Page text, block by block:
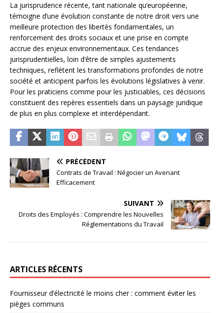
La jurisprudence récente, tant nationale qu’européenne,
témoigne d’une évolution constante de notre droit vers une
meilleure protection des libertés fondamentales, un
renforcement des droits sociaux et une prise en compte
accrue des enjeux environnementaux. Ces tendances
jurisprudentielles, loin d’être de simples ajustements
techniques, reflètent les transformations profondes de notre
société et anticipent parfois les évolutions législatives à venir.
Pour les praticiens comme pour les justiciables, ces décisions
constituent des repères essentiels dans un paysage juridique
de plus en plus complexe et interdépendant.
PRÉCÉDENT
Contrats de Travail : Négocier un Avenant
Efficacement
SUIVANT
Droits des Employés : Comprendre les Nouvelles
Réglementations du Travail
ARTICLES RÉCENTS
Fournisseur d’électricité le moins cher : comment éviter les
pièges communs